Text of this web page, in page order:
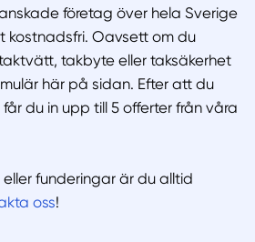
företag över hela Sverige
kostnadsfri. Oavsett om du
takbyte eller taksäkerhet
här på sidan. Efter att du
du in upp till 5 offerter från våra
funderingar är du alltid
oss!